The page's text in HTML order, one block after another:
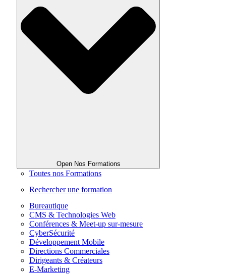
Open Nos Formations
Toutes nos Formations
Rechercher une formation
Bureautique
CMS & Technologies Web
Conférences & Meet-up sur-mesure
CyberSécurité
Développement Mobile
Directions Commerciales
Dirigeants & Créateurs
E-Marketing